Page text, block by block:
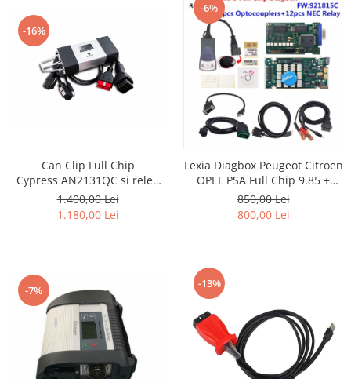
-16%
Can Clip Full Chip
Cypress AN2131QC si releu
japonez NEC/OMRON-
Renault Dacia 2021
1.400,00 Lei
1.180,00 Lei
-6%
Lexia Diagbox Peugeot Citroen
OPEL PSA Full Chip 9.85 +
optional offline telecoding
850,00 Lei
800,00 Lei
-7% -13%